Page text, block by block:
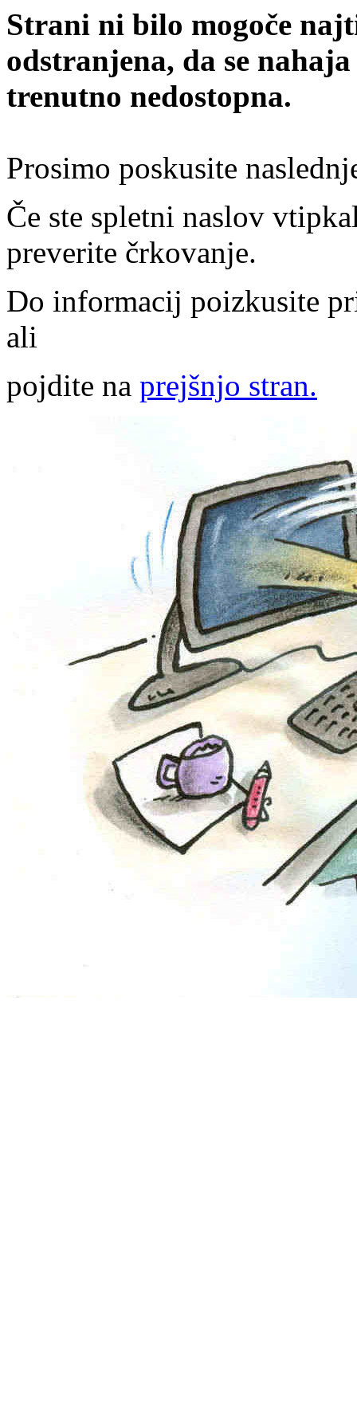
Strani ni bilo mogoče
odstranjena, da se
trenutno nedostopna.
Prosimo poskusite
Če ste spletni naslov
preverite črkovanje.
Do informacij poizkusite
ali
pojdite na prejšnjo stran.